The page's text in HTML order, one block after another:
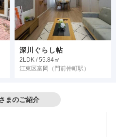
深川ぐらし帖
2LDK / 55.84㎡
江東区富岡
（門前仲町駅）
まのご紹介